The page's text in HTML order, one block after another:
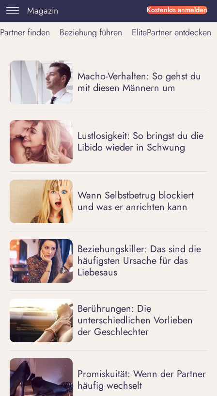
Kostenlos anmelden
Magazin
Partner finden
Beziehung führen ElitePartner entdecken
Macho-Verhalten: So gehst du
mit diesen Männern um
Lustlosigkeit: So bringst du die
Libido wieder in Schwung
Wann Selbstbetrug blockiert
und was er anrichten kann
Beziehungskiller: Das sind die
häufigsten Ursache für das
Liebesaus
Berührungen: Die
unterschiedlichen Vorlieben
der Geschlechter
Promiskuität: Wenn der Partner
häufig wechselt